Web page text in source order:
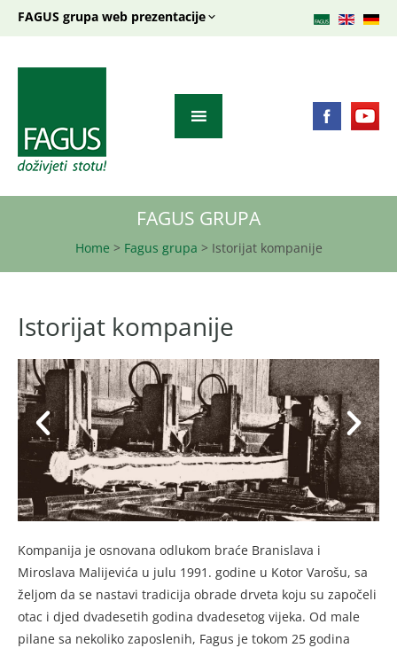
FAGUS grupa web prezentacije
FAGUS GRUPA
Home > Fagus grupa > Istorijat kompanije
Istorijat kompanije
Kompanija je osnovana odlukom braće Branislava i
Miroslava Malijevića u julu 1991. godine u Kotor Varošu, sa
željom da se nastavi tradicija obrade drveta koju su započeli
otac i djed dvadesetih godina dvadesetog vijeka. Od male
pilane sa nekoliko zaposlenih, Fagus je tokom 25 godina